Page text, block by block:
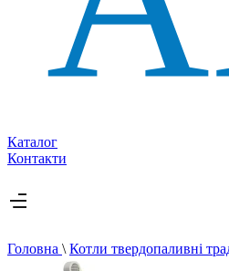
Каталог
Контакти
Головна \ Котли твердопаливні